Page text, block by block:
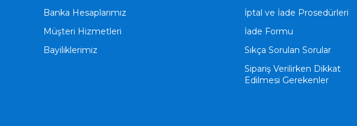
Banka Hesaplarımız
Müşteri Hizmetleri
Bayiliklerimiz
İptal ve İade Prosedürleri
İade Formu
Sıkça Sorulan Sorular
Sipariş Verilirken Dikkat
Edilmesi Gerekenler